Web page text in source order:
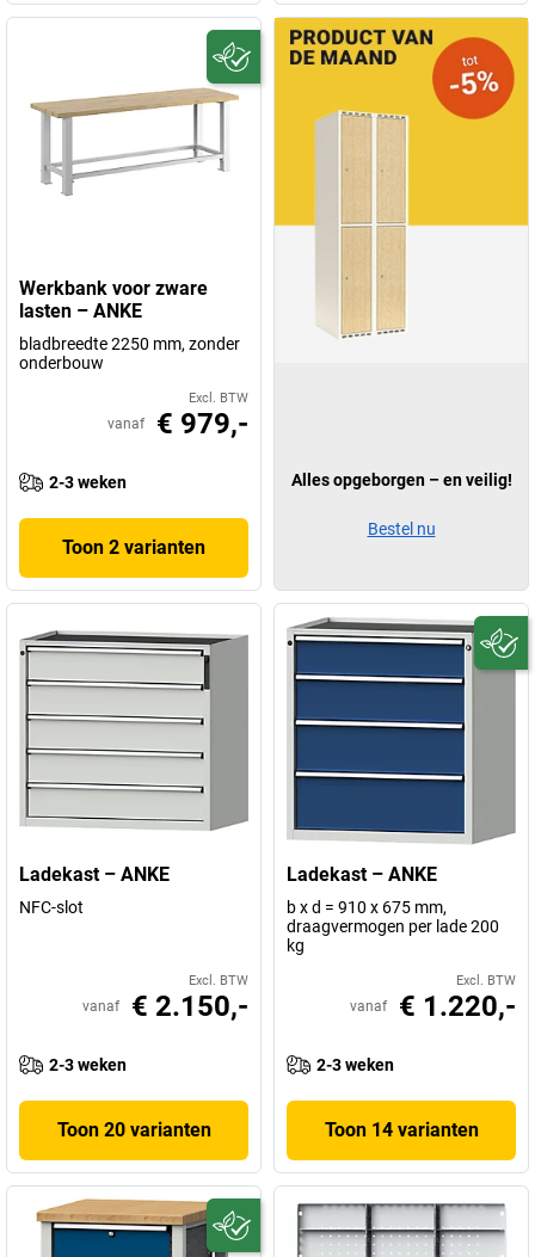
Werkbank voor zware
lasten – ANKE
bladbreedte 2250 mm, zonder
onderbouw
Excl. BTW
vanaf € 979,-
2-3 weken
Toon 2 varianten
Ladekast – ANKE
NFC-slot
Excl. BTW
vanaf € 2.150,-
2-3 weken
Toon 20 varianten
Ladekast – ANKE
b x d = 910 x 675 mm,
draagvermogen per lade 200
kg
Excl. BTW
vanaf € 1.220,-
2-3 weken
Toon 14 varianten
Alles opgeborgen – en veilig!
Bestel nu